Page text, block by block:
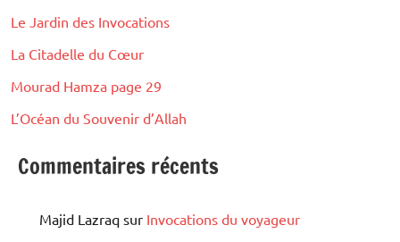
Le Jardin des Invocations
La Citadelle du Cœur
Mourad Hamza page 29
L’Océan du Souvenir d’Allah
Commentaires récents
Majid Lazraq sur Invocations du voyageur